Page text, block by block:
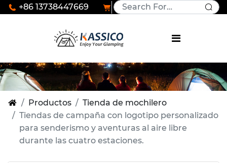
+86 13738447669
Productos
Tienda de mochilero
Tiendas de campaña con logotipo personalizado
para senderismo y aventuras al aire libre
durante las cuatro estaciones.